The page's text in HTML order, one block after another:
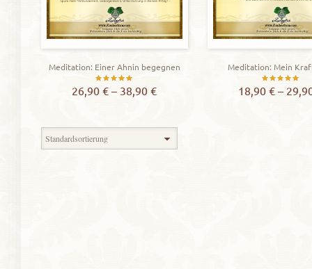
Meditation: Einer Ahnin begegnen
Bewertet
5.00
von 5
26,90€ – 38,90€
Meditation: Mein
18,90€ –
Zeigt alle 2 Ergebnisse